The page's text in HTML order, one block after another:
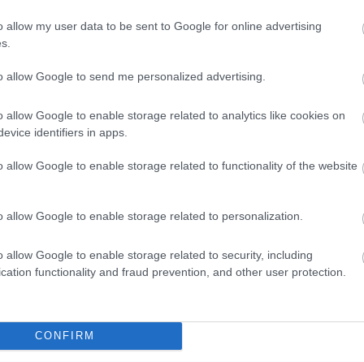
allow my user data to be sent to Google for online advertising
allow Google to send me personalized advertising.
allow Google to enable storage related to analytics like cookies on
identifiers in apps.
allow Google to enable storage related to functionality of the website
allow Google to enable storage related to personalization.
allow Google to enable storage related to security, including
functionality and fraud prevention, and other user protection.
CONFIRM
Katus László